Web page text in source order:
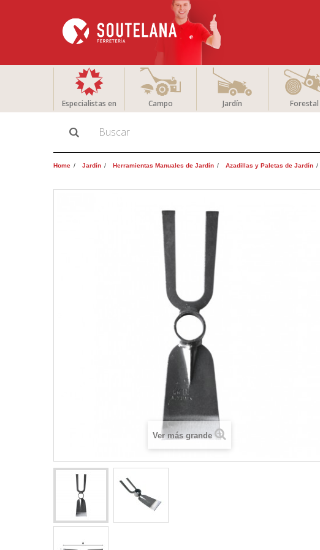
Especialistas en Campo Jardín Forestal
Home Jardín Herramientas Manuales de Jardín Azadillas y Paletas de Jardín
Ver más grande